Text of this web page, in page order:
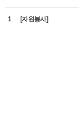
1 [자원봉사]